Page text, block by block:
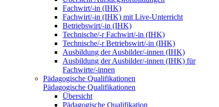
Fachwirt/-in (IHK)
Fachwirt/-in (IHK) mit Live-Unterricht
Betriebswirt/-in (IHK)
Technische/-r Fachwirt/-in (IHK)
Technische/-r Betriebswirt/-in (IHK)
Ausbildung der Ausbilder/-innen (IHK)
Ausbildung der Ausbilder/-innen (IHK) für
Fachwirte/-innen
Pädagogische Qualifikationen
Pädagogische Qualifikationen
Übersicht
Pädagogische Qualifikation